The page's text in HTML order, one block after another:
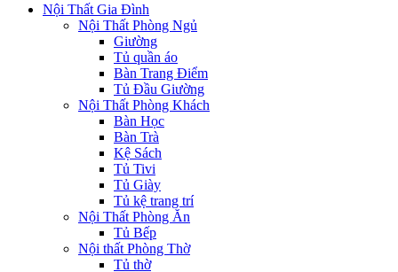
Nội Thất Gia Đình
Nội Thất Phòng Ngủ
Giường
Tủ quần áo
Bàn Trang Điểm
Tủ Đầu Giường
Nội Thất Phòng Khách
Bàn Học
Bàn Trà
Kệ Sách
Tủ Tivi
Tủ Giày
Tủ kệ trang trí
Nội Thất Phòng Ăn
Tủ Bếp
Nội thất Phòng Thờ
Tủ thờ